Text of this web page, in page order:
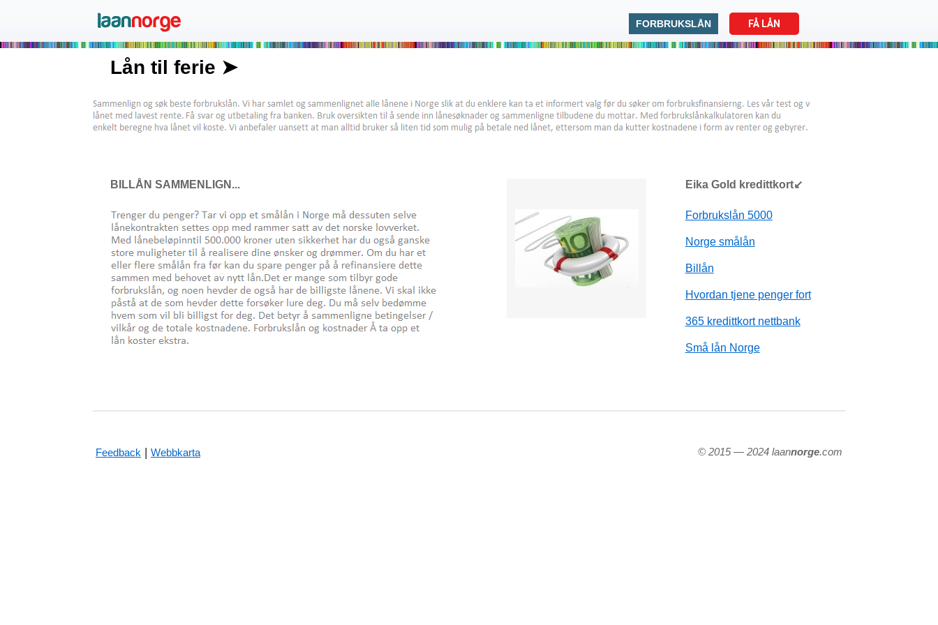
FORBRUKSLÅN FÅ LÅN
Lån til ferie ➤
BILLÅN SAMMENLIGN... Eika Gold kredittkort↙
Forbrukslån 5000
Norge smålån
Billån
Hvordan tjene penger fort
365 kredittkort nettbank
Små lån Norge
Feedback | Webbkarta © 2015 — 2024 laannorge.com